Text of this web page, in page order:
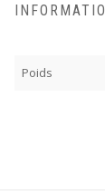
Poids